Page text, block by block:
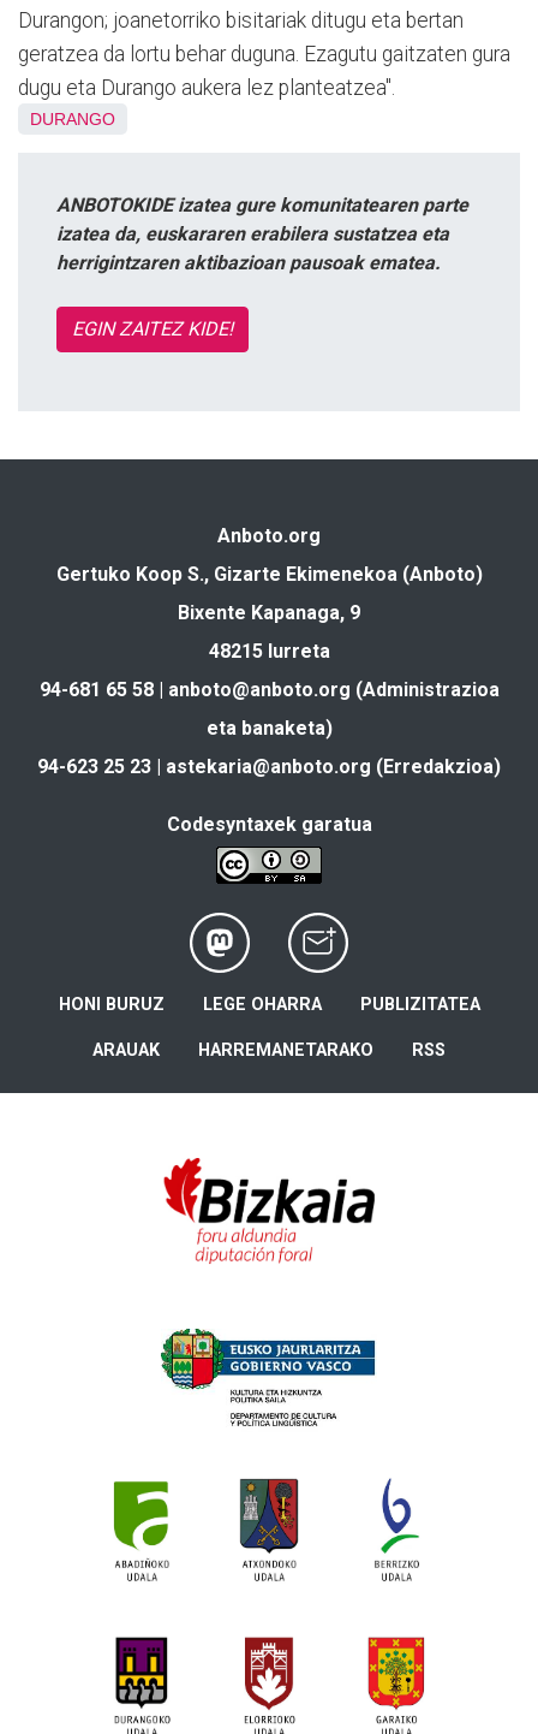
Durangon; joanetorriko bisitariak ditugu eta bertan
geratzea da lortu behar duguna. Ezagutu gaitzaten gura
dugu eta Durango aukera lez planteatzea".
DURANGO
ANBOTOKIDE izatea gure komunitatearen parte
izatea da, euskararen erabilera sustatzea eta
herrigintzaren aktibazioan pausoak ematea.
EGIN ZAITEZ KIDE!
Anboto.org
Gertuko Koop S., Gizarte Ekimenekoa (Anboto)
Bixente Kapanaga, 9
48215 Iurreta
94-681 65 58 | anboto@anboto.org (Administrazioa
eta banaketa)
94-623 25 23 | astekaria@anboto.org (Erredakzioa)
Codesyntaxek garatua
HONI BURUZ LEGE OHARRA PUBLIZITATEA
ARAUAK HARREMANETARAKO RSS